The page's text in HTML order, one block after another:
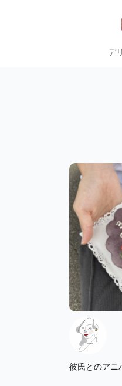
デ
彼氏とのアニ